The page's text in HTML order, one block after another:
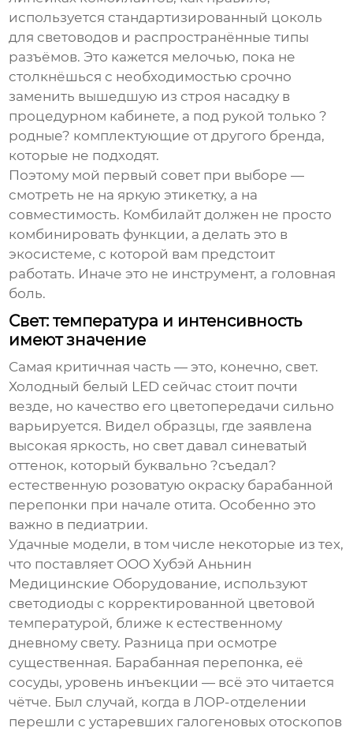
используется стандартизированный цоколь
для световодов и распространённые типы
разъёмов. Это кажется мелочью, пока не
столкнёшься с необходимостью срочно
заменить вышедшую из строя насадку в
процедурном кабинете, а под рукой только ?
родные? комплектующие от другого бренда,
которые не подходят.
Поэтому мой первый совет при выборе —
смотреть не на яркую этикетку, а на
совместимость. Комбилайт должен не просто
комбинировать функции, а делать это в
экосистеме, с которой вам предстоит
работать. Иначе это не инструмент, а головная
боль.
Свет: температура и интенсивность
имеют значение
Самая критичная часть — это, конечно, свет.
Холодный белый LED сейчас стоит почти
везде, но качество его цветопередачи сильно
варьируется. Видел образцы, где заявлена
высокая яркость, но свет давал синеватый
оттенок, который буквально ?съедал?
естественную розоватую окраску барабанной
перепонки при начале отита. Особенно это
важно в педиатрии.
Удачные модели, в том числе некоторые из тех,
что поставляет ООО Хубэй Аньнин
Медицинские Оборудование, используют
светодиоды с корректированной цветовой
температурой, ближе к естественному
дневному свету. Разница при осмотре
существенная. Барабанная перепонка, её
сосуды, уровень инъекции — всё это читается
чётче. Был случай, когда в ЛОР-отделении
перешли с устаревших галогеновых отоскопов